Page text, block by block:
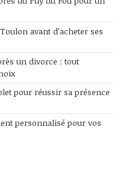
avant d’acheter ses
un divorce : tout
pour réussir sa présence
personnalisé pour vos